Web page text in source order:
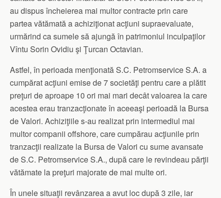
au dispus încheierea mai multor contracte prin care
partea vătămată a achiziţionat acţiuni supraevaluate,
urmărind ca sumele să ajungă în patrimoniul inculpaţilor
Vîntu Sorin Ovidiu şi Ţurcan Octavian.
Astfel, în perioada menţionată S.C. Petromservice S.A. a
cumpărat acţiuni emise de 7 societăţi pentru care a plătit
preţuri de aproape 10 ori mai mari decât valoarea la care
acestea erau tranzacţionate în aceeaşi perioadă la Bursa
de Valori. Achiziţiile s-au realizat prin intermediul mai
multor companii offshore, care cumpărau acţiunile prin
tranzacţii realizate la Bursa de Valori cu sume avansate
de S.C. Petromservice S.A., după care le revindeau părţii
vătămate la preţuri majorate de mai multe ori.
În unele situaţii revânzarea a avut loc după 3 zile, iar